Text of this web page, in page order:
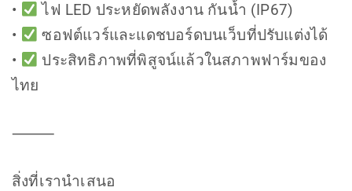
•
ไฟ LED ประหยัดพลังงาน กันน้ำ (IP67)
•
ซอฟต์แวร์และแดชบอร์ดบนเว็บที่ปรับแต่งได้
•
ประสิทธิภาพที่พิสูจน์แล้วในสภาพฟาร์มของ
ไทย
⸻
สิ่งที่เรานำเสนอ